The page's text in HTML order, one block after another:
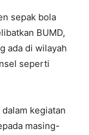
sepak bola
BUMD,
ada di wilayah
seperti
kegiatan
masing-